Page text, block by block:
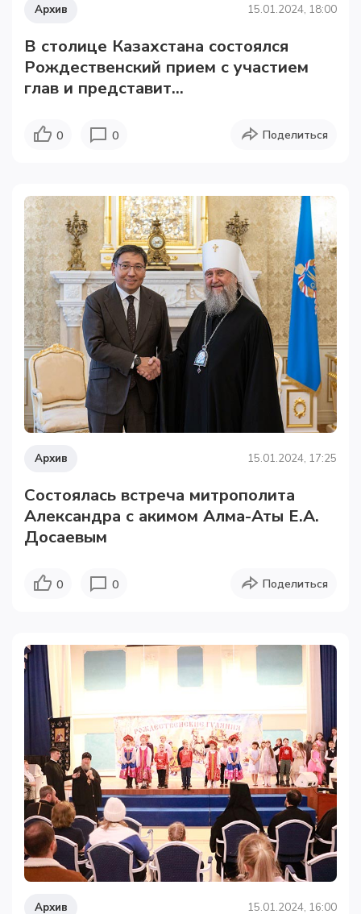
Архив 15.01.2024, 18:00
В столице Казахстана состоялся
Рождественский прием с участием
глав и представит...
0 0 Поделиться
Архив 15.01.2024, 17:25
Состоялась встреча митрополита
Александра с акимом Алма-Аты Е.А.
Досаевым
0 0 Поделиться
Архив 15.01.2024, 16:00